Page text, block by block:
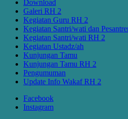
Download
Galeri RH 2
Kegiatan Guru RH 2
Kegiatan Santri/wati dan
Kegiatan Santri/wati RH 2
Kegiatan Ustadz/ah
Kunjungan Tamu
Kunjungan Tamu RH 2
Pengumuman
Update Info Wakaf RH 2
Facebook
Instagram